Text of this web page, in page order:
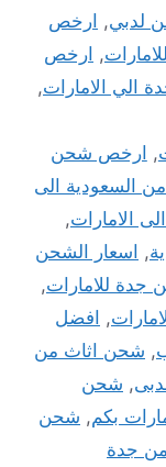
لدبي, ارخص
, ارخص
الي الامارات,
, ارخص شحن
السعودية الى
الامارات,
, اسعار الشحن
جدة للامارات,
, افضل
, شحن اثاث من
, شحن
بكم, شحن
جدة